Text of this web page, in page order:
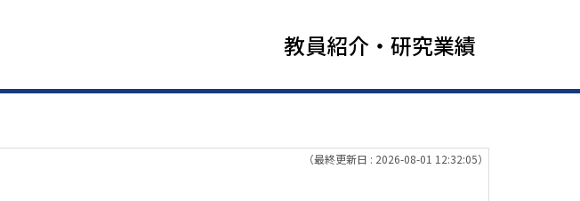
教員紹介・研究業績
（最終更新日 : 2026-08-01 12:32:05）